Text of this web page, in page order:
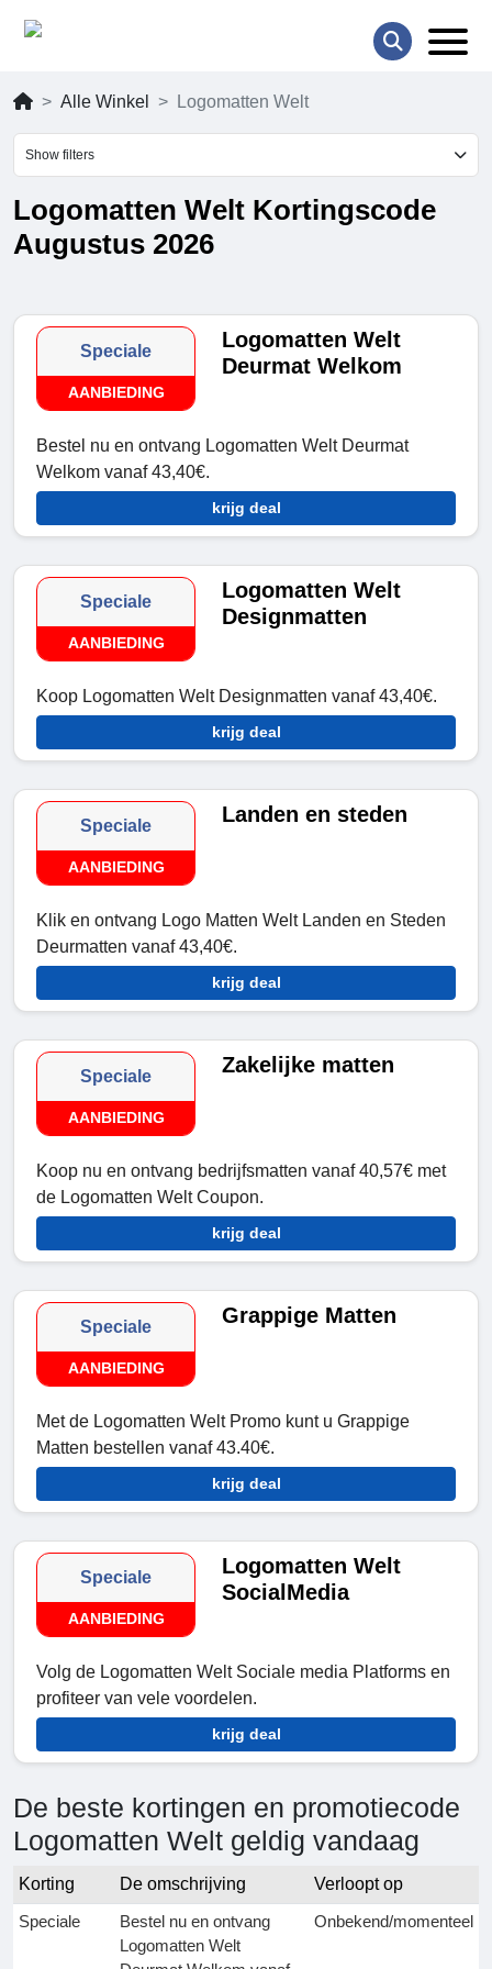
Alle Winkel Logomatten Welt
Show filters
Logomatten Welt Kortingscode
Augustus 2026
Speciale
AANBIEDING
Logomatten Welt
Deurmat Welkom
Bestel nu en ontvang Logomatten Welt Deurmat
Welkom vanaf 43,40€.
krijg deal
Speciale
AANBIEDING
Logomatten Welt
Designmatten
Koop Logomatten Welt Designmatten vanaf 43,40€.
krijg deal
Speciale
AANBIEDING
Landen en steden
Klik en ontvang Logo Matten Welt Landen en Steden
Deurmatten vanaf 43,40€.
krijg deal
Speciale
AANBIEDING
Zakelijke matten
Koop nu en ontvang bedrijfsmatten vanaf 40,57€ met
de Logomatten Welt Coupon.
krijg deal
Speciale
AANBIEDING
Grappige Matten
Met de Logomatten Welt Promo kunt u Grappige
Matten bestellen vanaf 43.40€.
krijg deal
Speciale
AANBIEDING
Logomatten Welt
SocialMedia
Volg de Logomatten Welt Sociale media Platforms en
profiteer van vele voordelen.
krijg deal
De beste kortingen en promotiecode
Logomatten Welt geldig vandaag
Korting De omschrijving
Verloopt op
Speciale
Bestel nu en ontvang
Logomatten Welt
Onbekend/momenteel